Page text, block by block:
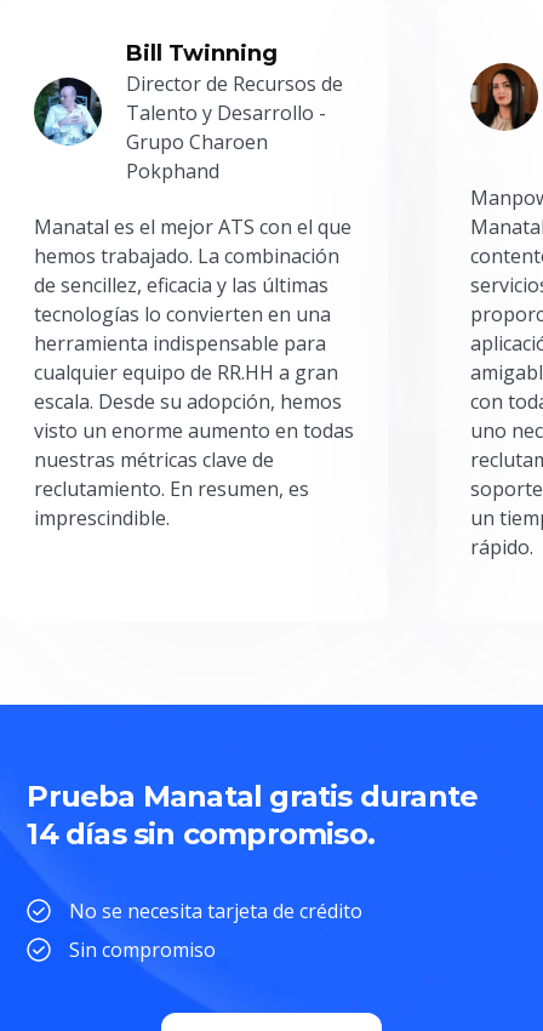
Bill Twinning
Director de Recursos de
Talento y Desarrollo -
Grupo Charoen
Pokphand
Manatal es el mejor ATS con el que
hemos trabajado. La combinación
de sencillez, eficacia y las últimas
tecnologías lo convierten en una
herramienta indispensable para
cualquier equipo de RR.HH a gran
escala. Desde su adopción, hemos
visto un enorme aumento en todas
nuestras métricas clave de
reclutamiento. En resumen, es
imprescindible.
con
uno
un
rápido.
Prueba Manatal gratis durante
14 días sin compromiso.
No se necesita tarjeta de crédito
Sin compromiso